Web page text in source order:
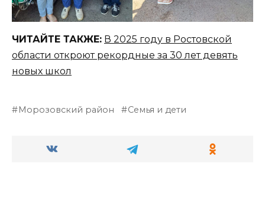
ЧИТАЙТЕ ТАКЖЕ: В 2025 году в Ростовской
области откроют рекордные за 30 лет девять
новых школ
Морозовский район Семья и дети